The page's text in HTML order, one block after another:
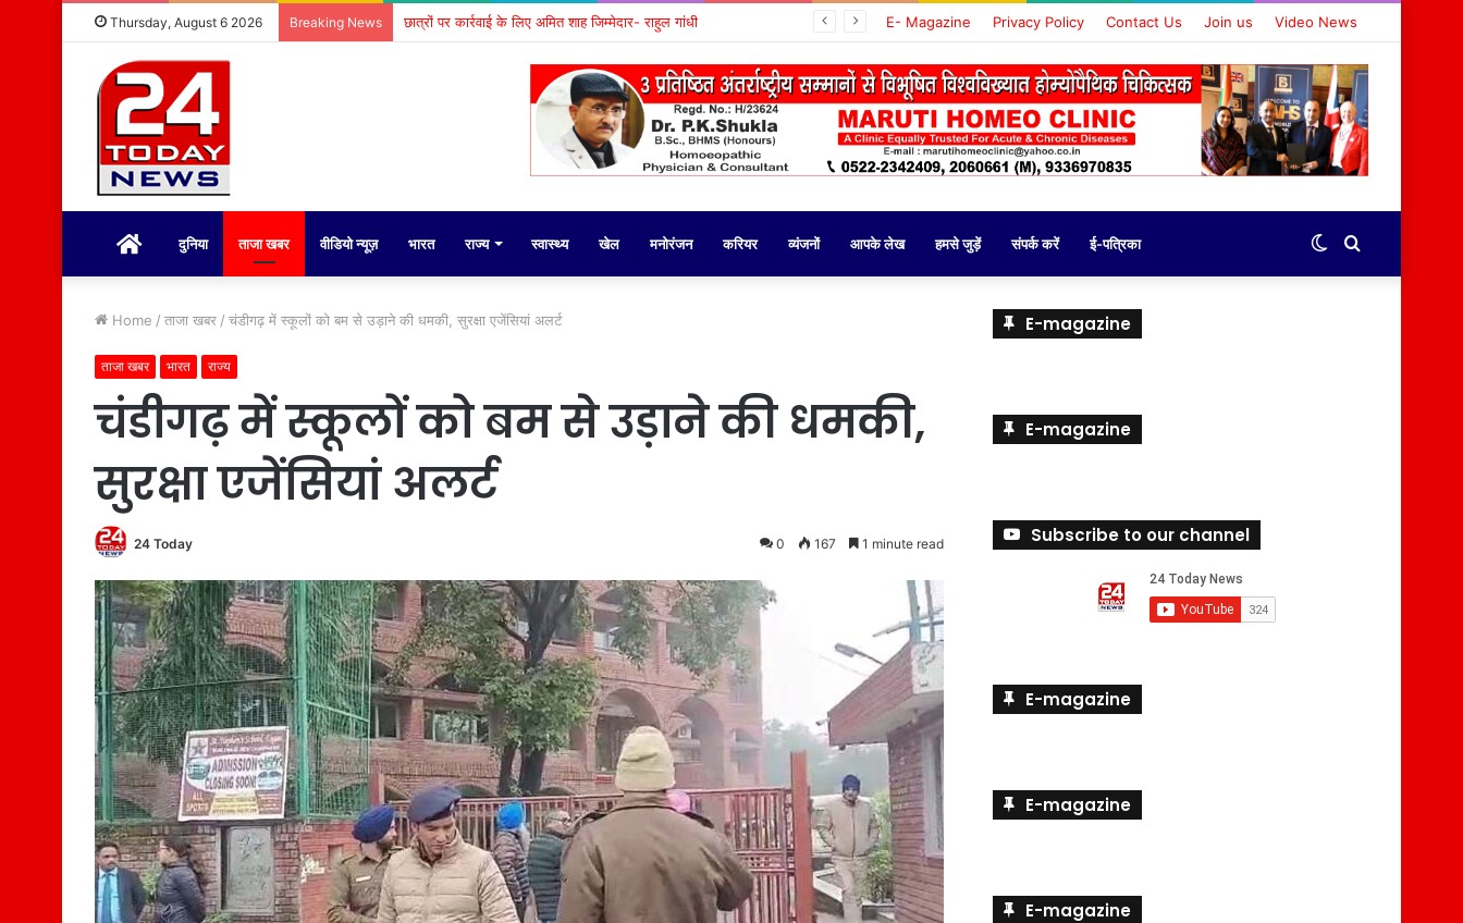
Thursday, August 6 2026 Breaking News छात्रों पर कार्रवाई के लिए अमित शाह जिम्मेदार- राहुल गांधी E- Magazine Privacy Policy Contact Us Join us Video News
होम दुनिया ताजा खबर वीडियो न्यूज़ भारत राज्य स्वास्थ्य खेल मनोरंजन करियर व्यंजनों आपके लेख हमसे जुड़ें संपर्क करें ई-पत्रिका Search
Switch
Home / ताजा खबर / चंडीगढ़ में स्कूलों को बम से उड़ाने की धमकी, सुरक्षा एजेंसियां अलर्ट
ताजा खबर भारत राज्य
चंडीगढ़ में स्कूलों को बम से उड़ाने की धमकी,
सुरक्षा एजेंसियां अलर्ट
24 Today 0 167 1 minute read
E-magazine
E-magazine
Subscribe to our channel
E-magazine
E-magazine
E-magazine